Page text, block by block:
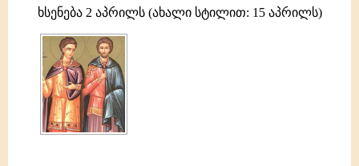
ხსენება 2 აპრილს (ახალი სტილით: 15 აპრილს)